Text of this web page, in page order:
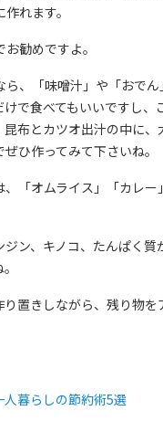
れます。
勧めですよ。
、「味噌汁」や「おで
で食べてもいいですし
布とカツオ出汁の中に
ひ作ってみて下さいね。
「オムライス」「カレ
ン、キノコ、たんぱく
置きしながら、残り物
暮らしの節約術5選